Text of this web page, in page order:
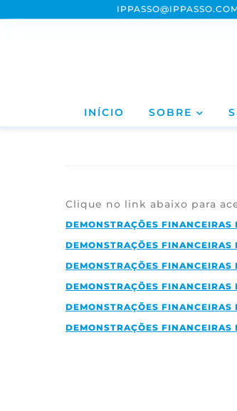
INÍCIO SOBRE
Clique no link abaixo para
DEMONSTRAÇÕES FINANCEIRAS
DEMONSTRAÇÕES
DEMONSTRAÇÕES FINANCEIRAS
DEMONSTRAÇÕES FINANCEIRAS
DEMONSTRAÇÕES FINANCEIRAS
DEMONSTRAÇÕES